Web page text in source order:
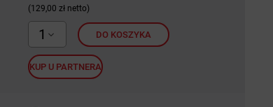
(129,00 zł netto)
1 DO KOSZYKA
KUP U PARTNERA